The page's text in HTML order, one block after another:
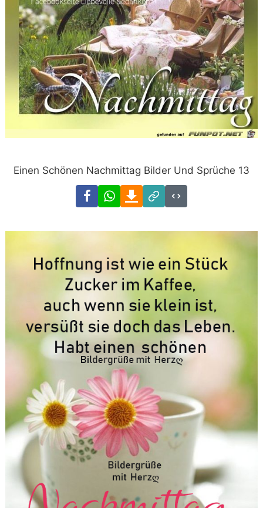
Einen Schönen Nachmittag Bilder Und Sprüche 13
FacebookWhatsAppDownload
Link
Code